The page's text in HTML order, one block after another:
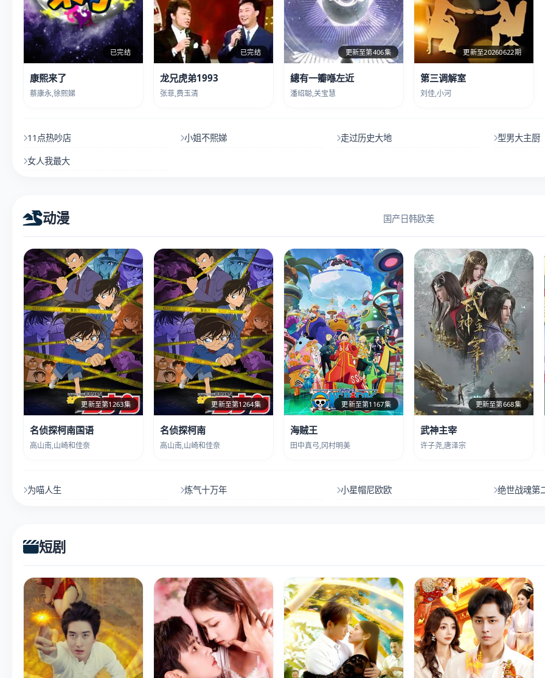
已完结
康熙来了
蔡康永,徐熙娣
已完结
龙兄虎弟1993
张菲,费玉清
更新至第406集
總有一瓣喺左近
潘绍聪,关宝慧
更新至20260622期
第三调解室
刘佳,小河
11点热吵店 小姐不熙娣 走过历史大地
型男大主厨
女人我最大
动漫 国产日韩欧美
更新至第1263集
名侦探柯南国语
高山南,山崎和佳奈
更新至第1264集
名侦探柯南
高山南,山崎和佳奈
更新至第1167集
海贼王
田中真弓,冈村明美
更新至第668集
武神主宰
许子尧,唐泽宗
为喵人生 炼气十万年 小星帽尼欧欧 绝世战魂第
短剧